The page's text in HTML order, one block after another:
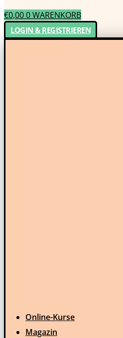
€0,000WARENKORB
LOGIN & REGISTRIEREN
Online-Kurse
Magazin